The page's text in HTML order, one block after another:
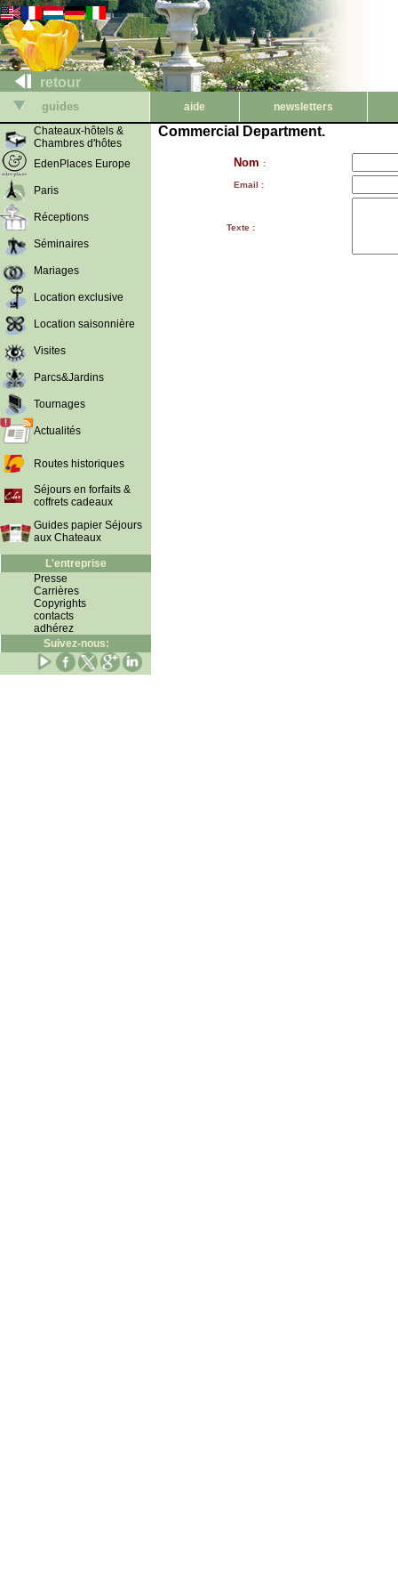
retour
guides aide
newsletters
Chateaux-hôtels &
Chambres d'hôtes
EdenPlaces Europe
Paris
Réceptions
Séminaires
Mariages
Location exclusive
Location saisonnière
Visites
Parcs&Jardins
Tournages
Actualités
Routes historiques
Séjours en forfaits &
coffrets cadeaux
Guides papier Séjours
aux Chateaux
L'entreprise
Presse
Carrières
Copyrights
contacts
adhérez
Suivez-nous:
Commercial Department.
Nom :
Email :
Texte :